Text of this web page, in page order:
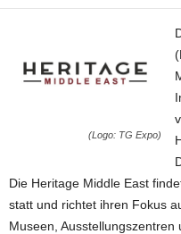
(Logo: TG Expo)
Die Heritage Middle East
statt und richtet ihren Fokus
Museen,